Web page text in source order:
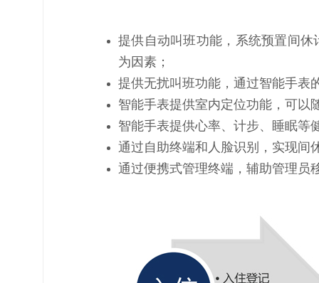
提供自动叫班功能，系统预置间
为因素；
提供无扰叫班功能，通过智能手表
智能手表提供室内定位功能，可以
智能手表提供心率、计步、睡眠等
通过自助终端和人脸识别，实现间
通过便携式管理终端，辅助管理